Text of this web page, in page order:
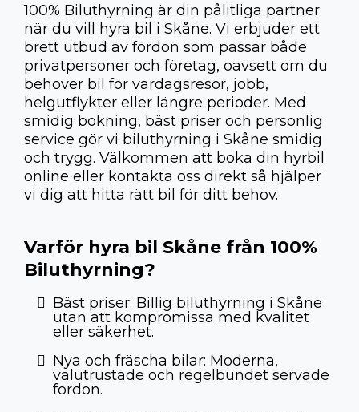
100% Biluthyrning är din pålitliga partner
när du vill hyra bil i Skåne. Vi erbjuder ett
brett utbud av fordon som passar både
privatpersoner och företag, oavsett om du
behöver bil för vardagsresor, jobb,
helgutflykter eller längre perioder. Med
smidig bokning, bäst priser och personlig
service gör vi biluthyrning i Skåne smidig
och trygg. Välkommen att boka din hyrbil
online eller kontakta oss direkt så hjälper
vi dig att hitta rätt bil för ditt behov.
Varför hyra bil Skåne från 100%
Biluthyrning?
Bäst priser: Billig biluthyrning i Skåne
utan att kompromissa med kvalitet
eller säkerhet.
Nya och fräscha bilar: Moderna,
välutrustade och regelbundet servade
fordon.